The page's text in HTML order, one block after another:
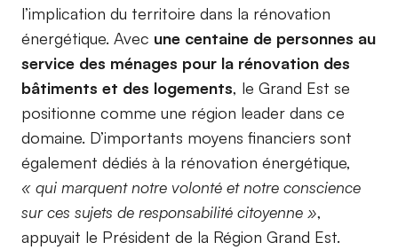
l’implication du territoire dans la rénovation
énergétique. Avec une centaine de personnes au
service des ménages pour la rénovation des
bâtiments et des logements, le Grand Est se
positionne comme une région leader dans ce
domaine. D’importants moyens financiers sont
également dédiés à la rénovation énergétique,
« qui marquent notre volonté et notre conscience
sur ces sujets de responsabilité citoyenne »,
appuyait le Président de la Région Grand Est.